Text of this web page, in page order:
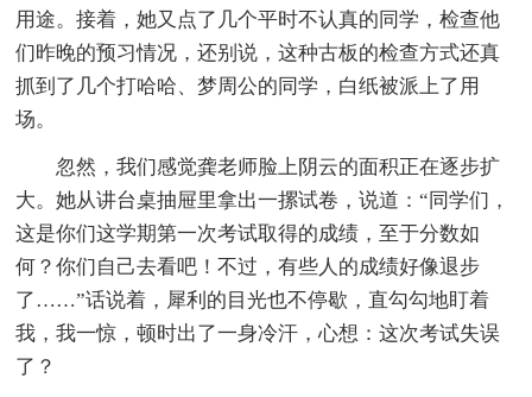
用途。接着，她又点了几个平时不认真的同学，检查他
们昨晚的预习情况，还别说，这种古板的检查方式还真
抓到了几个打哈哈、梦周公的同学，白纸被派上了用
场。
忽然，我们感觉龚老师脸上阴云的面积正在逐步扩
大。她从讲台桌抽屉里拿出一摞试卷，说道：“同学们，
这是你们这学期第一次考试取得的成绩，至于分数如
何？你们自己去看吧！不过，有些人的成绩好像退步
了……”话说着，犀利的目光也不停歇，直勾勾地盯着
我，我一惊，顿时出了一身冷汗，心想：这次考试失误
了？